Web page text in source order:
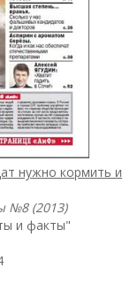
нужно кормить и
№8 (2013)
и факты"